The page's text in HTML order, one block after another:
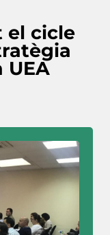
el cicle
UEA